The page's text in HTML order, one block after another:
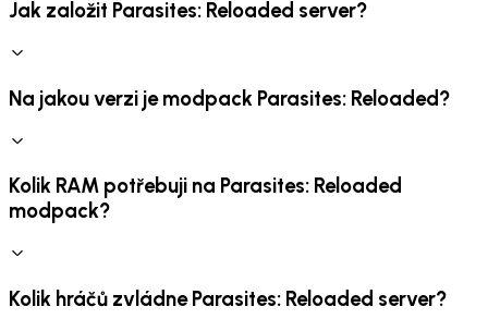
Jak založit Parasites: Reloaded server?
Na jakou verzi je modpack Parasites: Reloaded?
Kolik RAM potřebuji na Parasites: Reloaded
modpack?
Kolik hráčů zvládne Parasites: Reloaded server?